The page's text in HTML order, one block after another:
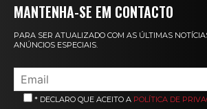
MANTENHA-SE EM CONTACTO
PARA SER ATUALIZADO COM AS ÚLTIMAS
ANÚNCIOS ESPECIAIS.
* DECLARO QUE ACEITO A POLÍTICA DE